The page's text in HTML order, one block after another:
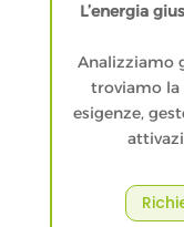
L’energia
Analizziamo
troviamo la
esigenze,